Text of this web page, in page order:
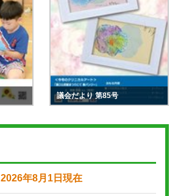
議会だより 第85号
2026年8月1日現在